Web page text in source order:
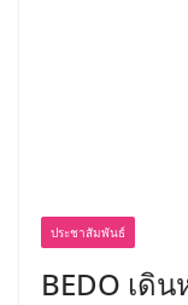
ประชาสัมพันธ์
BEDO เดิ